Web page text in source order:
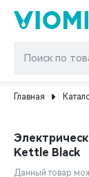
Главная
Kettle Black
Данный товар